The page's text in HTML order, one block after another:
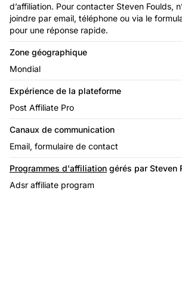
d’affiliation. Pour contacter Steven Foulds,
joindre par email, téléphone ou via le
pour une réponse rapide.
Zone géographique
Mondial
Expérience de la plateforme
Post Affiliate Pro
Canaux de communication
Email, formulaire de contact
Programmes d'affiliation gérés par Steven
Adsr affiliate program